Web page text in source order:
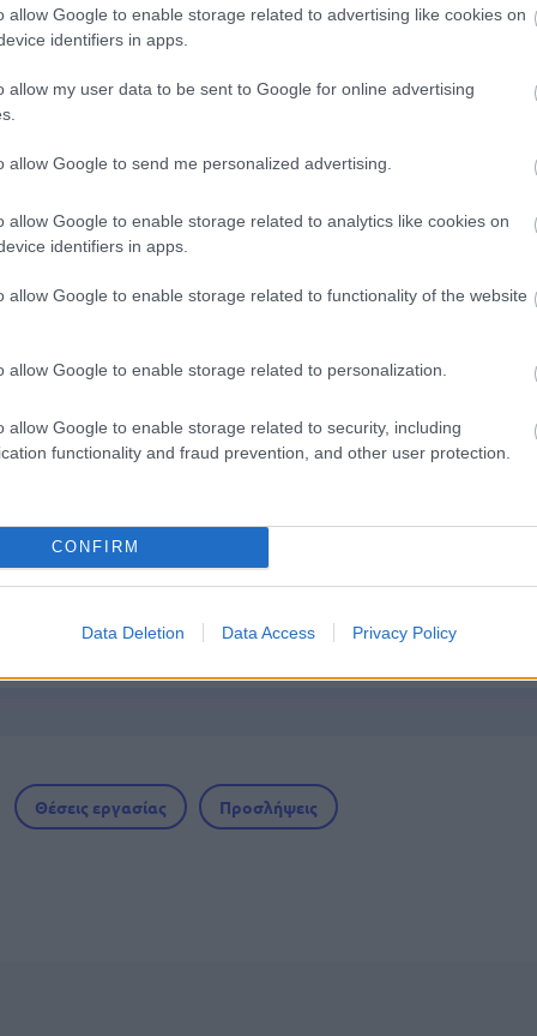
allow Google to enable storage related to advertising like cookies on
identifiers in apps.
allow my user data to be sent to Google for online advertising
allow Google to send me personalized advertising.
allow Google to enable storage related to analytics like cookies on
identifiers in apps.
allow Google to enable storage related to functionality of the website
allow Google to enable storage related to personalization.
allow Google to enable storage related to security, including
functionality and fraud prevention, and other user protection.
CONFIRM
Data Deletion Data Access Privacy Policy
Ειδήσεις
θέσεις εργασίας στο Δημόσιο (χωρίς
και πρακτική εκπαίδευση
προσλήψεων 2027 -
Θέσεις εργασίας Προσλήψεις